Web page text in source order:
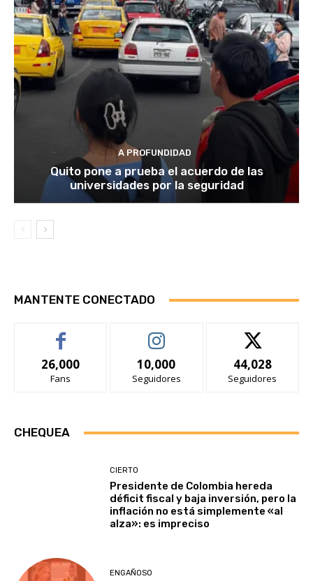
A PROFUNDIDAD
Quito pone a prueba el acuerdo de las
universidades por la seguridad
MANTENTE CONECTADO
26,000
Fans
10,000
Seguidores
44,028
Seguidores
CHEQUEA
CIERTO
Presidente de Colombia hereda
déficit fiscal y baja inversión, pero la
inflación no está simplemente «al
alza»: es impreciso
ENGAÑOSO